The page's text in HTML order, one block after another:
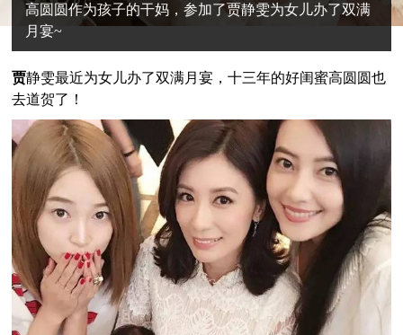
高圆圆作为孩子的干妈，参加了贾静雯为女儿办了双满
月宴~
贾静雯最近为女儿办了双满月宴，十三年的好闺蜜高圆圆也
去道贺了！